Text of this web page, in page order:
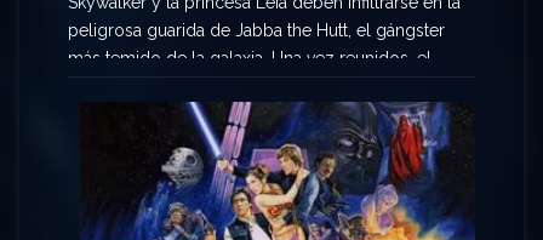
peligrosa guarida de Jabba the Hutt, el gángster
más temido de la galaxia. Una vez reunidos, el
las fuerzas imperiales en los bosques de la luna
de Endor. Mientras tanto, el Emperador y Darth
Vader conspiran para atraer a Luke al lado oscuro,
pero el joven está decidido a reavivar el espíritu
del Jedi en su padre. La guerra civil galáctica